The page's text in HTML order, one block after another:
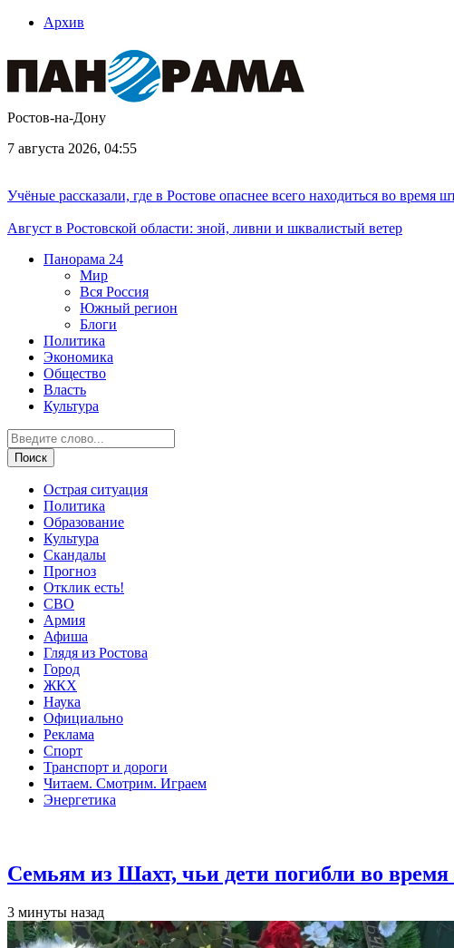
Архив
Ростов-на-Дону
7 августа 2026, 04:55
Учёные рассказали, где в Ростове опаснее всего находиться во время
Август в Ростовской области: зной, ливни и шквалистый ветер
Панорама 24
Мир
Вся Россия
Южный регион
Блоги
Политика
Экономика
Общество
Власть
Культура
Острая ситуация
Политика
Образование
Культура
Скандалы
Прогноз
Отклик есть!
СВО
Армия
Афиша
Глядя из Ростова
Город
ЖКХ
Наука
Официально
Реклама
Спорт
Транспорт и дороги
Читаем. Смотрим. Играем
Энергетика
Семьям из Шахт, чьи дети погибли во
3 минуты назад